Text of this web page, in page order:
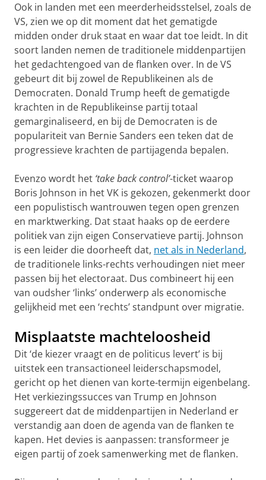
Ook in landen met een meerderheidsstelsel, zoals de
VS, zien we op dit moment dat het gematigde
midden onder druk staat en waar dat toe leidt. In dit
soort landen nemen de traditionele middenpartijen
het gedachtengoed van de flanken over. In de VS
gebeurt dit bij zowel de Republikeinen als de
Democraten. Donald Trump heeft de gematigde
krachten in de Republikeinse partij totaal
gemarginaliseerd, en bij de Democraten is de
populariteit van Bernie Sanders een teken dat de
progressieve krachten de partijagenda bepalen.
Evenzo wordt het ‘take back control’-ticket waarop
Boris Johnson in het VK is gekozen, gekenmerkt door
een populistisch wantrouwen tegen open grenzen
en marktwerking. Dat staat haaks op de eerdere
politiek van zijn eigen Conservatieve partij. Johnson
is een leider die doorheeft dat, net als in Nederland,
de traditionele links-rechts verhoudingen niet meer
passen bij het electoraat. Dus combineert hij een
van oudsher ‘links’ onderwerp als economische
gelijkheid met een ‘rechts’ standpunt over migratie.
Misplaatste machteloosheid
Dit ‘de kiezer vraagt en de politicus levert’ is bij
uitstek een transactioneel leiderschapsmodel,
gericht op het dienen van korte-termijn eigenbelang.
Het verkiezingssucces van Trump en Johnson
suggereert dat de middenpartijen in Nederland er
verstandig aan doen de agenda van de flanken te
kapen. Het devies is aanpassen: transformeer je
eigen partij of zoek samenwerking met de flanken.